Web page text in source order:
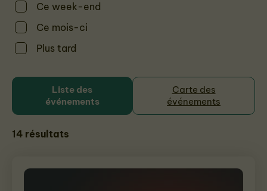
Ce week-end
Ce mois-ci
Plus tard
Liste des
événements
Carte des
événements
14 résultats